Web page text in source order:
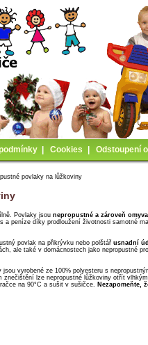
Cookies Odstoupení
povlaky na lůžkoviny
Povlaky jsounepropustné a zároveň
a peníze díky prodloužení životnosti samotné
povlak na přikrývku nebo polštářusnadní
ale také v domácnostech jako nepropustné
vyrobené ze 100% polyesteru s
znečištění lze nepropustné lůžkoviny otřít
na 90°C a sušit v sušičce. Nezapomeňte,